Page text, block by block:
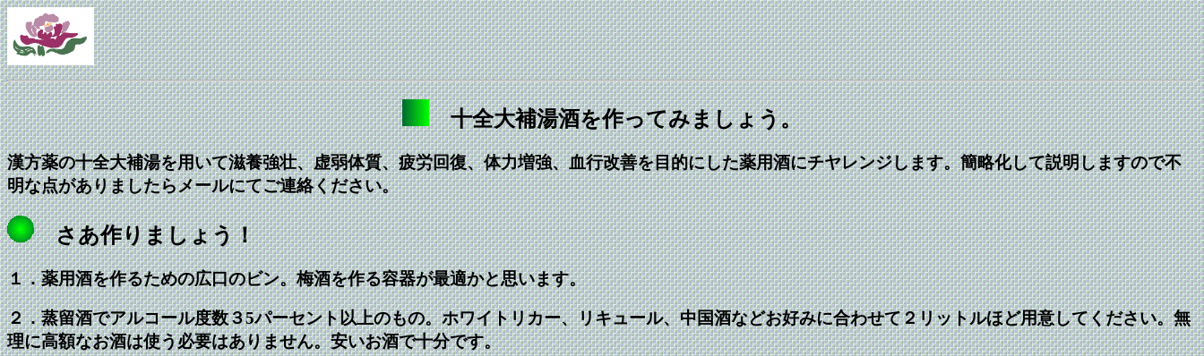
十全大補湯酒を作ってみましょう。
漢方薬の十全大補湯を用いて滋養強壮、虚弱体質、疲労回復、体力増強、血行改善を目的にした薬用酒にチヤレンジします。簡略化して説明しますので不
明な点がありましたらメールにてご連絡ください。
さあ作りましょう！
１．薬用酒を作るための広口のビン。梅酒を作る容器が最適かと思います。
２．蒸留酒でアルコール度数３5パーセント以上のもの。ホワイトリカー、リキュール、中国酒などお好みに合わせて２リットルほど用意してください。無
理に高額なお酒は使う必要はありません。安いお酒で十分です。